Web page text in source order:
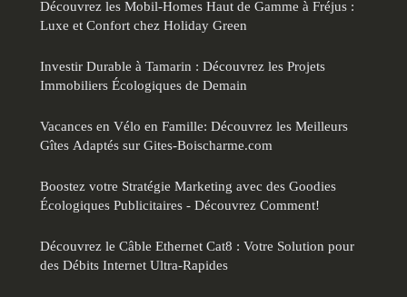
Découvrez les Mobil-Homes Haut de Gamme à Fréjus :
Luxe et Confort chez Holiday Green
Investir Durable à Tamarin : Découvrez les Projets
Immobiliers Écologiques de Demain
Vacances en Vélo en Famille: Découvrez les Meilleurs
Gîtes Adaptés sur Gites-Boischarme.com
Boostez votre Stratégie Marketing avec des Goodies
Écologiques Publicitaires - Découvrez Comment!
Découvrez le Câble Ethernet Cat8 : Votre Solution pour
des Débits Internet Ultra-Rapides